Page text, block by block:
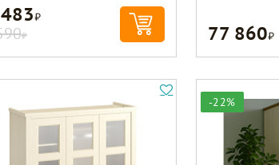
Р
Р 77 860Р
-22%